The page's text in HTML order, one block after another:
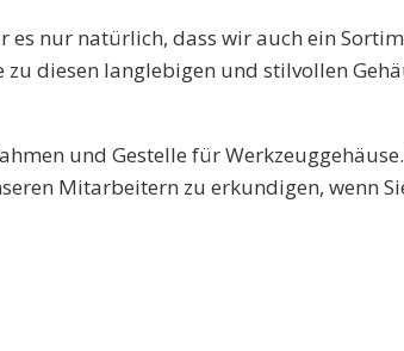
nur natürlich, dass wir auch ein
diesen langlebigen und stilvollen
und Gestelle für
Mitarbeitern zu erkundigen, wenn